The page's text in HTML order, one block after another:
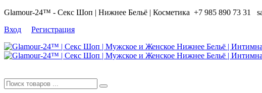
Glamour-24™ - Секс Шоп | Нижнее Бельё | Косметика +7 985 890 73 31
Вход
Регистрация